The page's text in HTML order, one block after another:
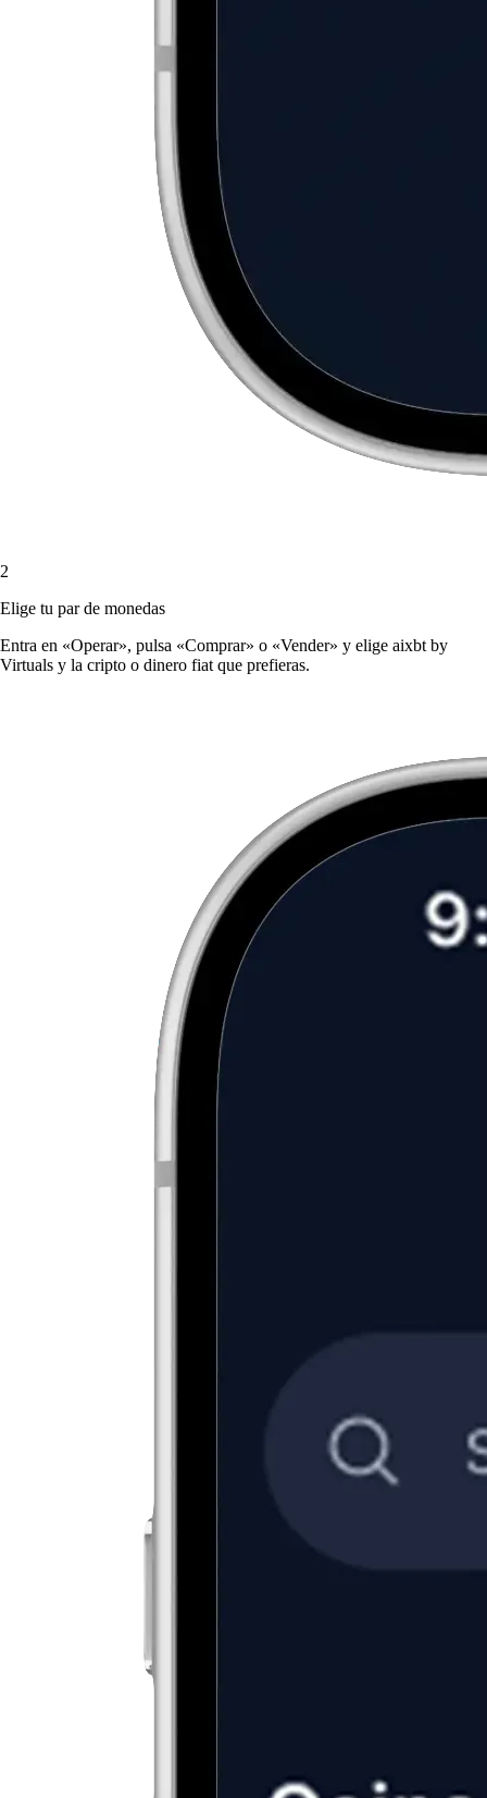
2
Elige tu par de monedas
Entra en «Operar», pulsa «Comprar» o «Vender» y elige aixbt by
Virtuals y la cripto o dinero fiat que prefieras.